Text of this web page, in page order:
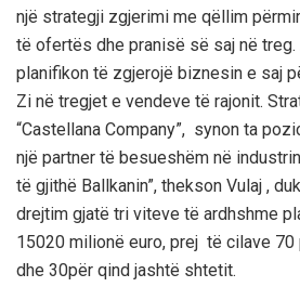
një strategji zgjerimi me qëllim
të ofertës dhe pranisë së saj në treg.
planifikon të zgjerojë biznesin e saj
Zi në tregjet e vendeve të rajonit.
“Castellana Company”, synon ta
një partner të besueshëm në
të gjithë Ballkanin”, thekson Vulaj ,
drejtim gjatë tri viteve të ardhshme
15020 milionë euro, prej të cilave
dhe 30për qind jashtë shtetit.